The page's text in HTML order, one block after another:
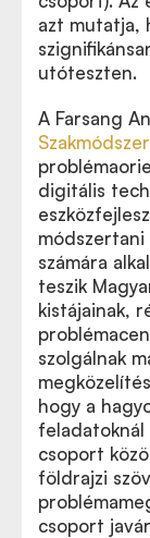
azt mutatja,
utóteszten.
A Farsang
digitális
számára
teszik
kistájainak,
szolgálnak
hogy a
feladatoknál
csoport
földrajzi
csoport